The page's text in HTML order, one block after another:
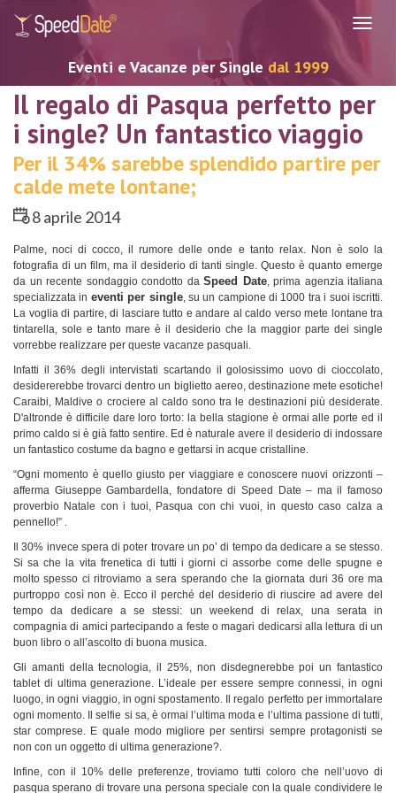
Eventi e Vacanze per Single dal 1999
Il regalo di Pasqua perfetto per
i single? Un fantastico viaggio
Per il 34% sarebbe splendido partire per
calde mete lontane;
8 aprile 2014
Palme, noci di cocco, il rumore delle onde e tanto relax. Non è solo la
fotografia di un film, ma il desiderio di tanti single. Questo è quanto emerge
da un recente sondaggio condotto da Speed Date, prima agenzia italiana
specializzata in eventi per single, su un campione di 1000 tra i suoi iscritti.
La voglia di partire, di lasciare tutto e andare al caldo verso mete lontane tra
tintarella, sole e tanto mare è il desiderio che la maggior parte dei single
vorrebbe realizzare per queste vacanze pasquali.
Infatti il 36% degli intervistati scartando il golosissimo uovo di cioccolato,
desidererebbe trovarci dentro un biglietto aereo, destinazione mete esotiche!
Caraibi, Maldive o crociere al caldo sono tra le destinazioni più desiderate.
D'altronde è difficile dare loro torto: la bella stagione è ormai alle porte ed il
primo caldo si è già fatto sentire. Ed è naturale avere il desiderio di indossare
un fantastico costume da bagno e gettarsi in acque cristalline.
“Ogni momento è quello giusto per viaggiare e conoscere nuovi orizzonti –
afferma Giuseppe Gambardella, fondatore di Speed Date – ma il famoso
proverbio Natale con i tuoi, Pasqua con chi vuoi, in questo caso calza a
pennello!” .
Il 30% invece spera di poter trovare un po’ di tempo da dedicare a se stesso.
Si sa che la vita frenetica di tutti i giorni ci assorbe come delle spugne e
molto spesso ci ritroviamo a sera sperando che la giornata duri 36 ore ma
purtroppo così non è. Ecco il perché del desiderio di riuscire ad avere del
tempo da dedicare a se stessi: un weekend di relax, una serata in
compagnia di amici partecipando a feste o magari dedicarsi alla lettura di un
buon libro o all’ascolto di buona musica.
Gli amanti della tecnologia, il 25%, non disdegnerebbe poi un fantastico
tablet di ultima generazione. L’ideale per essere sempre connessi, in ogni
luogo, in ogni viaggio, in ogni spostamento. Il regalo perfetto per immortalare
ogni momento. Il selfie si sa, è ormai l’ultima moda e l’ultima passione di tutti,
star comprese. E quale modo migliore per sentirsi sempre protagonisti se
non con un oggetto di ultima generazione?.
Infine, con il 10% delle preferenze, troviamo tutti coloro che nell’uovo di
pasqua sperano di trovare una persona speciale con la quale condividere le